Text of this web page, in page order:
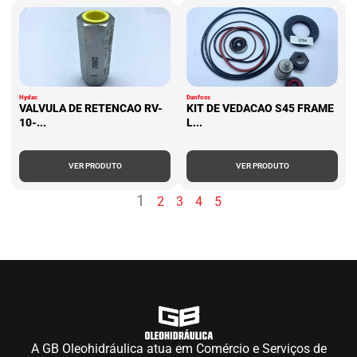
Hydac
VALVULA DE RETENCAO RV-
10-...
VER PRODUTO
Danfoss
KIT DE VEDACAO S45 FRAME
L...
VER PRODUTO
1 2 3 4 5
A GB Oleohidráulica atua em Comércio e Serviços de